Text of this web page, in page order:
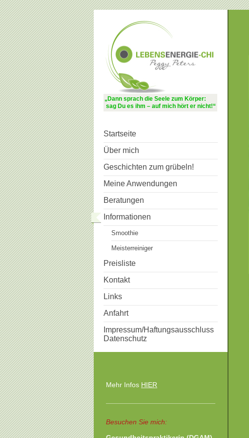
„Dann sprach die Seele zum Körper:
sag Du es ihm – auf mich hört er nicht!“
Startseite
Über mich
Geschichten zum grübeln!
Meine Anwendungen
Beratungen
Informationen
Smoothie
Meisterreiniger
Preisliste
Kontakt
Links
Anfahrt
Impressum/Haftungsausschluss
Datenschutz
Mehr Infos HIER
Besuchen Sie mich: